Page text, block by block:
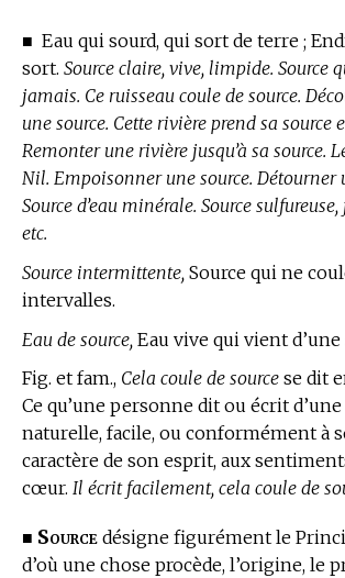
■ Eau qui sourd, qui sort de terre ;
sort. Source claire, vive, limpide. Source
jamais. Ce ruisseau coule de source.
une source. Cette rivière prend sa source
Remonter une rivière jusqu’à sa source.
Nil. Empoisonner une source. Détourner
Source d’eau minérale. Source
etc.
Source intermittente, Source qui ne
intervalles.
Eau de source, Eau vive qui vient d’une
Fig. et fam., Cela coule de source se dit
Ce qu’une personne dit ou écrit
naturelle, facile, ou conformément à
caractère de son esprit, aux
cœur. Il écrit facilement, cela coule de
■ Source désigne figurément le
d’où une chose procède, l’origine, le